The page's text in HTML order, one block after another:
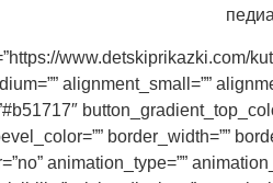
www.detskiprikazki.com/
alignment_small=””
border_width=””
animation_type=””